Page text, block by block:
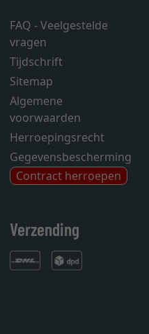
FAQ - Veelgestelde
vragen
Tijdschrift
Sitemap
Algemene
voorwaarden
Herroepingsrecht
Gegevensbescherming
Contract herroepen
Verzending